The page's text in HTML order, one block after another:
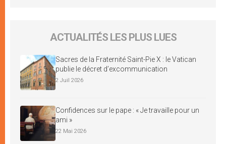
ACTUALITÉS LES PLUS LUES
Sacres de la Fraternité Saint-Pie X : le Vatican
publie le décret d’excommunication
2 Juil 2026
Confidences sur le pape : « Je travaille pour un
ami »
22 Mai 2026